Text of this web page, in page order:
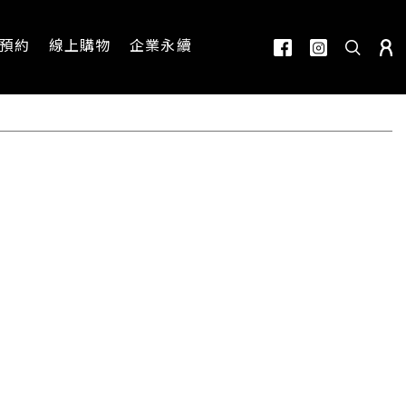
約 線上購物 企業永續